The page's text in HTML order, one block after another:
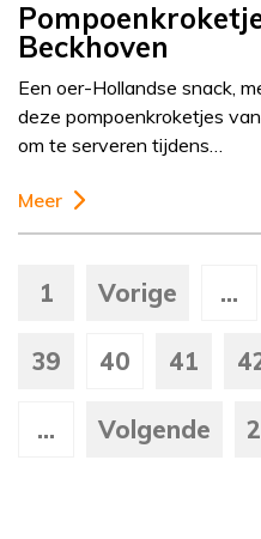
Beckhoven
Een oer-Hollandse snack,
deze pompoenkroketjes
om te serveren tijdens…
Meer
1 Vorige ...
39 40 41
... Volgende